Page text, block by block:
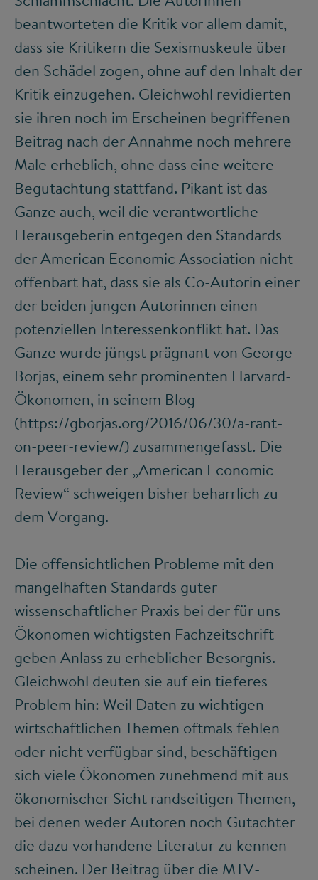
beantworteten die Kritik vor allem damit,
dass sie Kritikern die Sexismuskeule über
den Schädel zogen, ohne auf den Inhalt der
Kritik einzugehen. Gleichwohl revidierten
sie ihren noch im Erscheinen begriffenen
Beitrag nach der Annahme noch mehrere
Male erheblich, ohne dass eine weitere
Begutachtung stattfand. Pikant ist das
Ganze auch, weil die verantwortliche
Herausgeberin entgegen den Standards
der American Economic Association nicht
offenbart hat, dass sie als Co-Autorin einer
der beiden jungen Autorinnen einen
potenziellen Interessenkonflikt hat. Das
Ganze wurde jüngst prägnant von George
Borjas, einem sehr prominenten Harvard-
Ökonomen, in seinem Blog
(https://gborjas.org/2016/06/30/a-rant-
on-peer-review/) zusammengefasst. Die
Herausgeber der „American Economic
Review“ schweigen bisher beharrlich zu
dem Vorgang.
Die offensichtlichen Probleme mit den
mangelhaften Standards guter
wissenschaftlicher Praxis bei der für uns
Ökonomen wichtigsten Fachzeitschrift
geben Anlass zu erheblicher Besorgnis.
Gleichwohl deuten sie auf ein tieferes
Problem hin: Weil Daten zu wichtigen
wirtschaftlichen Themen oftmals fehlen
oder nicht verfügbar sind, beschäftigen
sich viele Ökonomen zunehmend mit aus
ökonomischer Sicht randseitigen Themen,
bei denen weder Autoren noch Gutachter
die dazu vorhandene Literatur zu kennen
scheinen. Der Beitrag über die MTV-